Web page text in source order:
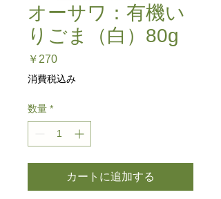
オーサワ：有機い
りごま（白）80g
￥270価
格
消費税込み
数量 *
カートに追加する